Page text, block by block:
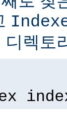
디렉토